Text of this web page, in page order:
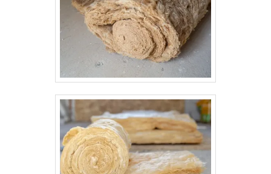
Acabamento externo: Chapa de alumínio,
galvanizado ou inox (espessuras de 0,5 mm a
ou véu de vidro (para ambientes internos)
Aplicações comuns: Linhas de vapor,
condensado e água quente Tubulações de
ar frio e amônia Redes de óleo térmico e
fluídos industriais Benefícios: Redução de
perdas térmicas Proteção contra
queimaduras acidentais Redução de
condensação e corrosão Economia de